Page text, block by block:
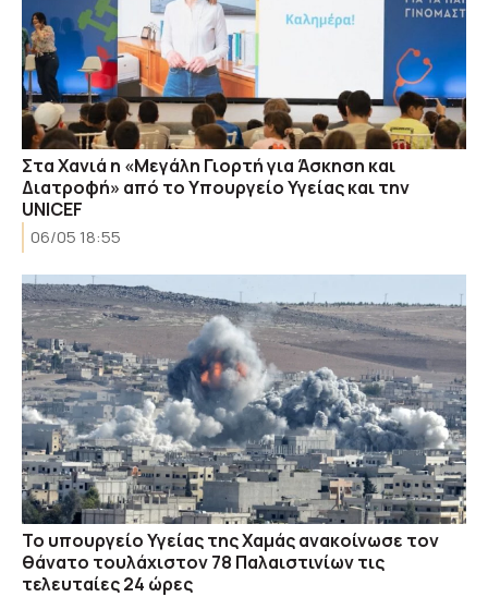
Στα Χανιά η «Μεγάλη Γιορτή για Άσκηση και
Διατροφή» από το Υπουργείο Υγείας και την
UNICEF
06/05 18:55
Το υπουργείο Υγείας της Χαμάς ανακοίνωσε τον
θάνατο τουλάχιστον 78 Παλαιστινίων τις
τελευταίες 24 ώρες